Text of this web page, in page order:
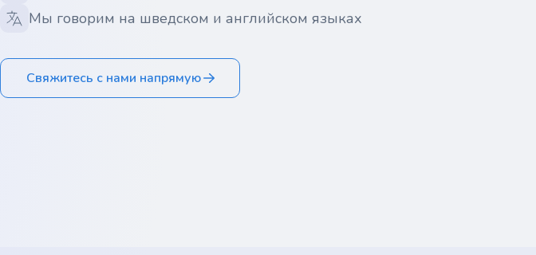
Мы говорим на шведском и английском языках
Свяжитесь с нами напрямую